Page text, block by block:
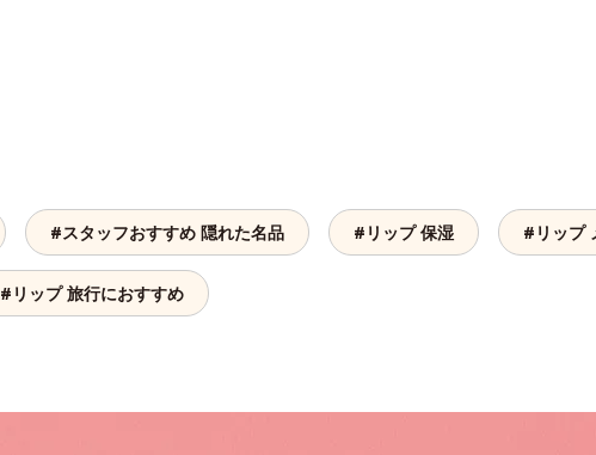
#スタッフおすすめ 隠れた名品 #リップ 保湿 #リップ
#リップ 旅行におすすめ